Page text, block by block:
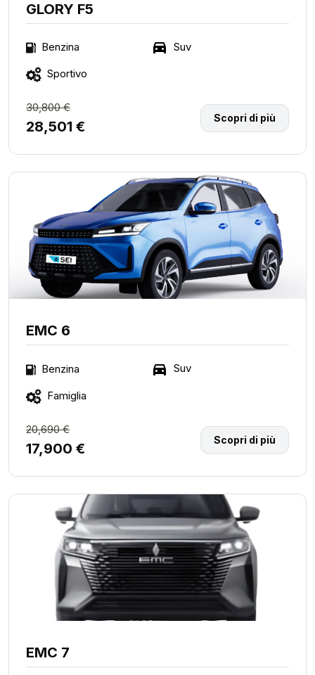
GLORY F5
Benzina Suv
Sportivo
30,800 €
28,501 €
Scopri di più
EMC 6
Benzina Suv
Famiglia
20,690 €
17,900 €
Scopri di più
EMC 7